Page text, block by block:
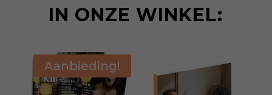
IN ONZE WINKEL:
Aanbieding!